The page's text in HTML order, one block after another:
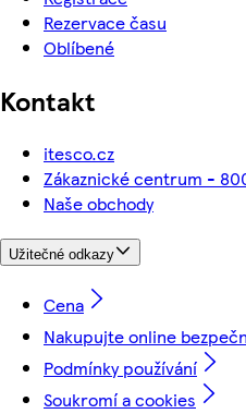
Rezervace času
Oblíbené
Kontakt
itesco.cz
Zákaznické centrum -
Naše obchody
Užitečné odkazy
Cena
Nakupujte online
Podmínky používání
Soukromí a cookies